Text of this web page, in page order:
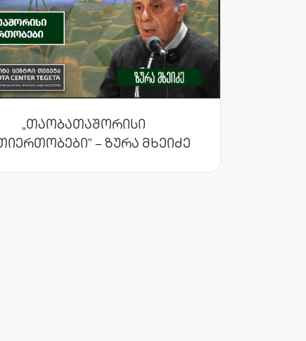
„თაობათაშორისი
– Ზურა Მხეიძე